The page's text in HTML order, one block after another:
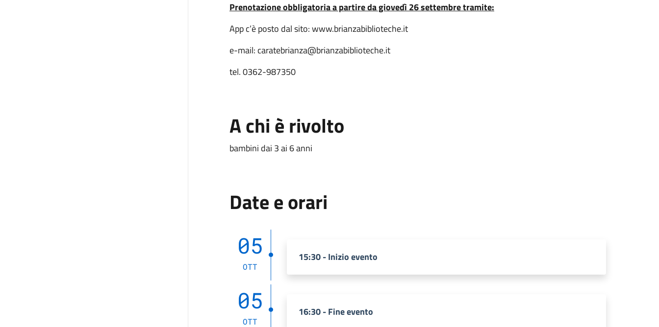
Prenotazione obbligatoria a partire da giovedì 26 settembre tramite:
App c’è posto dal sito: www.brianzabiblioteche.it
e-mail: caratebrianza@brianzabiblioteche.it
tel. 0362-987350
A chi è rivolto
bambini dai 3 ai 6 anni
Date e orari
05
OTT
15:30 - Inizio evento
05
OTT
16:30 - Fine evento